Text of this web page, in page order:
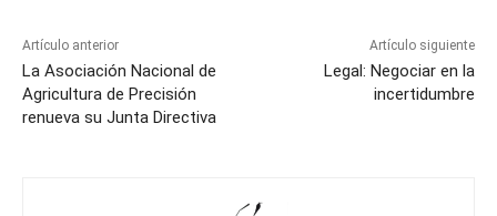
Artículo anterior
La Asociación Nacional de
Agricultura de Precisión
renueva su Junta Directiva
Artículo siguiente
Legal: Negociar en la
incertidumbre